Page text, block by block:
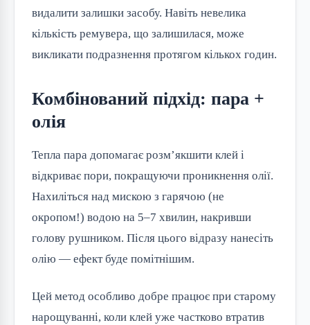
видалити залишки засобу. Навіть невелика
кількість ремувера, що залишилася, може
викликати подразнення протягом кількох годин.
Комбінований підхід: пара +
олія
Тепла пара допомагає розм’якшити клей і
відкриває пори, покращуючи проникнення олії.
Нахиліться над мискою з гарячою (не
окропом!) водою на 5–7 хвилин, накривши
голову рушником. Після цього відразу нанесіть
олію — ефект буде помітнішим.
Цей метод особливо добре працює при старому
нарощуванні, коли клей уже частково втратив